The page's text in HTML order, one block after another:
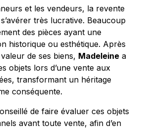
et les vendeurs, la revente
très lucrative. Beaucoup
des pièces ayant une
historique ou esthétique. Après
de ses biens, Madeleine a
objets lors d’une vente aux
transformant un héritage
conséquente.
de faire évaluer ces objets
avant toute vente, afin d’en